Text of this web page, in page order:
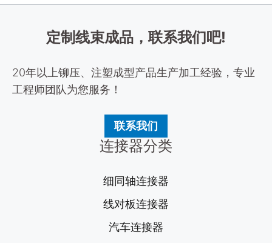
定制线束成品，联系我们吧!
20年以上铆压、注塑成型产品生产加工经验，专业
工程师团队为您服务！
联系我们
连接器分类
细同轴连接器
线对板连接器
汽车连接器